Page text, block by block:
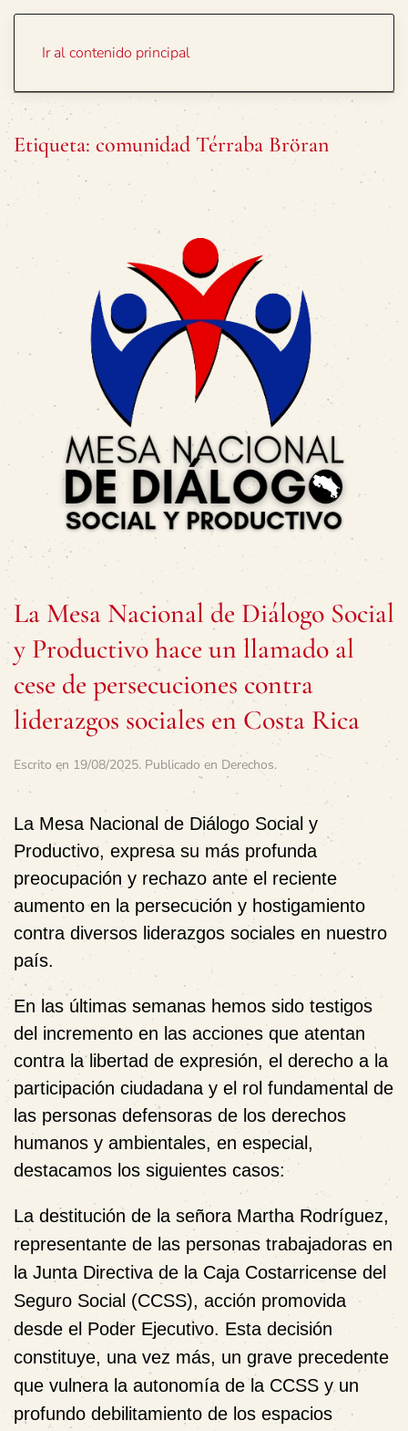
Ir al contenido principal
Etiqueta: comunidad Térraba Bröran
La Mesa Nacional de Diálogo Social
y Productivo hace un llamado al
cese de persecuciones contra
liderazgos sociales en Costa Rica
Escrito en 19/08/2025. Publicado en Derechos.
La Mesa Nacional de Diálogo Social y
Productivo, expresa su más profunda
preocupación y rechazo ante el reciente
aumento en la persecución y hostigamiento
contra diversos liderazgos sociales en nuestro
país.
En las últimas semanas hemos sido testigos
del incremento en las acciones que atentan
contra la libertad de expresión, el derecho a la
participación ciudadana y el rol fundamental de
las personas defensoras de los derechos
humanos y ambientales, en especial,
destacamos los siguientes casos:
La destitución de la señora Martha Rodríguez,
representante de las personas trabajadoras en
la Junta Directiva de la Caja Costarricense del
Seguro Social (CCSS), acción promovida
desde el Poder Ejecutivo. Esta decisión
constituye, una vez más, un grave precedente
que vulnera la autonomía de la CCSS y un
profundo debilitamiento de los espacios